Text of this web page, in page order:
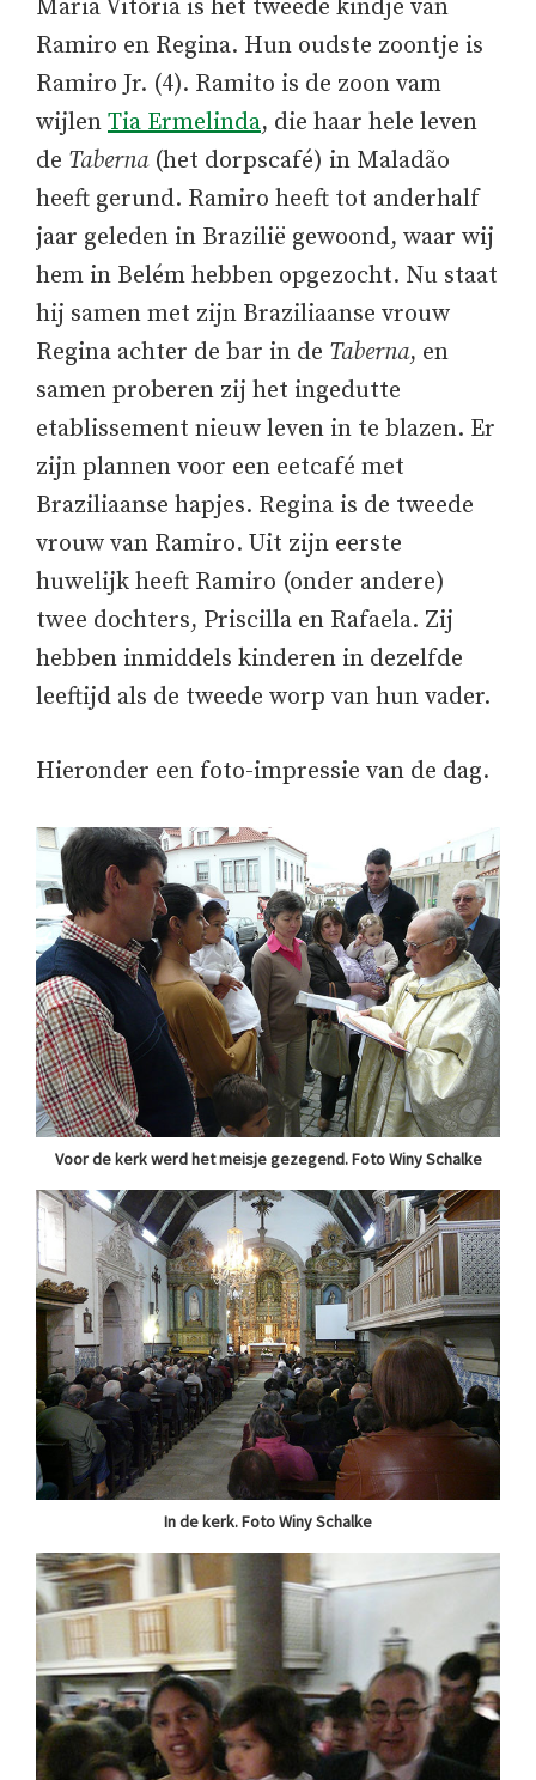
Maria Vitória is het tweede kindje van
Ramiro en Regina. Hun oudste zoontje is
Ramiro Jr. (4). Ramito is de zoon vam
wijlen Tia Ermelinda, die haar hele leven
de Taberna(het dorpscafé) in Maladão
heeft gerund. Ramiro heeft tot anderhalf
jaar geleden in Brazilië gewoond, waar wij
hem in Belém hebben opgezocht. Nu staat
hij samen met zijn Braziliaanse vrouw
Regina achter de bar in de Taberna, en
samen proberen zij het ingedutte
etablissement nieuw leven in te blazen. Er
zijn plannen voor een eetcafé met
Braziliaanse hapjes. Regina is de tweede
vrouw van Ramiro. Uit zijn eerste
huwelijk heeft Ramiro (onder andere)
twee dochters, Priscilla en Rafaela. Zij
hebben inmiddels kinderen in dezelfde
leeftijd als de tweede worp van hun vader.
Hieronder een foto-impressie van de dag.
Voor de kerk werd het meisje gezegend. Foto Winy Schalke
In de kerk. Foto Winy Schalke